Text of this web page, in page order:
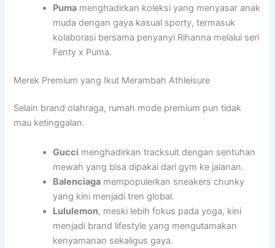
Puma menghadirkan koleksi yang menyasar anak
muda dengan gaya kasual sporty, termasuk
kolaborasi bersama penyanyi Rihanna melalui seri
Fenty x Puma.
Merek Premium yang Ikut Merambah Athleisure
Selain brand olahraga, rumah mode premium pun tidak
mau ketinggalan.
Gucci menghadirkan tracksuit dengan sentuhan
mewah yang bisa dipakai dari gym ke jalanan.
Balenciaga mempopulerkan sneakers chunky
yang kini menjadi tren global.
Lululemon, meski lebih fokus pada yoga, kini
menjadi brand lifestyle yang mengutamakan
kenyamanan sekaligus gaya.